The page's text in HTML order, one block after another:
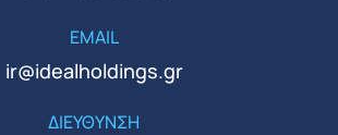
EMAIL
ir@idealholdings.gr
ΔΙΕΥΘΥΝΣΗ